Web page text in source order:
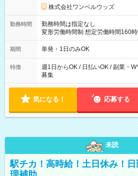
株式会社ワンベルウッズ
勤務時間
勤務時間は指定なし
変形労働時間制 想定労働時間160時間/月 【シフト例】
～21：00
期間 単発・1日のみOK
特徴
週1日からOK / 日払いOK / 副業・
募集
気になる！ 応募する
未読
駅チカ！高時給！土日休み！